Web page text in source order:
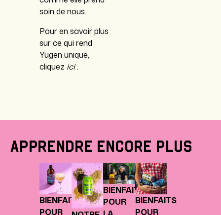
soin de nous.
Pour en savoir plus
sur ce qui rend
Yugen unique,
cliquez ici .
Apprendre encore plus
BIENFAITS
POUR
BIENFAITS
POUR
BIENFAITS
POUR